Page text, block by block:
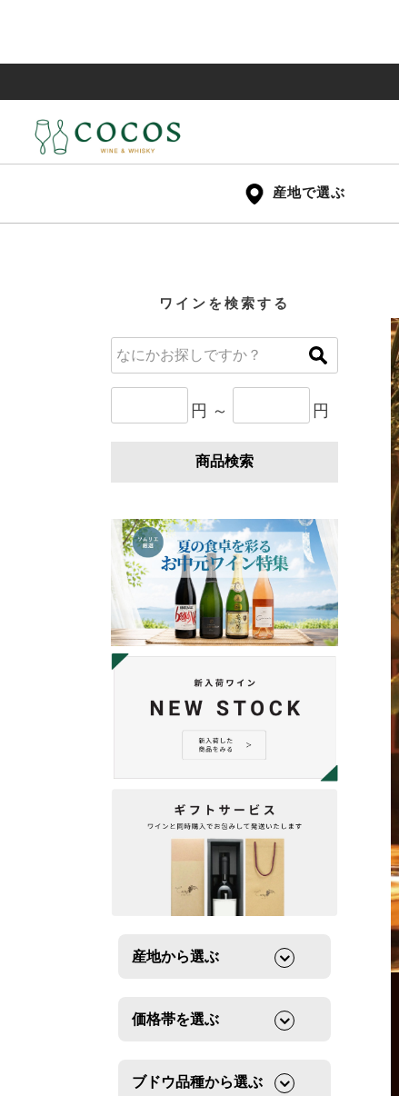
産地で選ぶ
ワインを検索する
円 ～ 円
商品検索
産地から選ぶ
価格帯を選ぶ
ブドウ品種から選ぶ